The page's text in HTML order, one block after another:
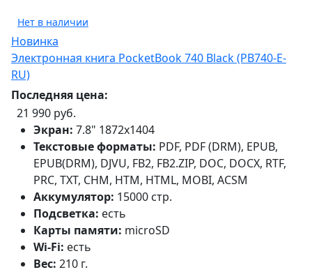
Нет в наличии
Новинка
Электронная книга PocketBook 740 Black (PB740-E-
RU)
Последняя цена:
21 990 руб.
Экран: 7.8" 1872x1404
Текстовые форматы: PDF, PDF (DRM), EPUB,
EPUB(DRM), DJVU, FB2, FB2.ZIP, DOC, DOCX, RTF,
PRC, TXT, CHM, HTM, HTML, MOBI, ACSM
Аккумулятор: 15000 стр.
Подсветка: есть
Карты памяти: microSD
Wi-Fi: есть
Вес: 210 г.